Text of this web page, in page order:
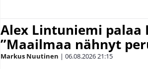
Alex Lintuniemi palaa
”Maailmaa nähnyt
Markus Nuutinen | 06.08.202621:15